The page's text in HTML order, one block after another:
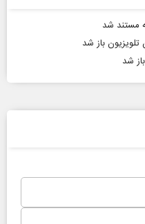
مستند شد
تلویزیون باز شد
شد